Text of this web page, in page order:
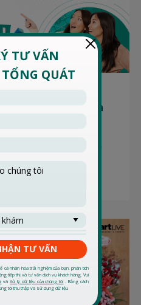
Nhuận chính
Phú Nhuận chính
Sau thời gian ngừng